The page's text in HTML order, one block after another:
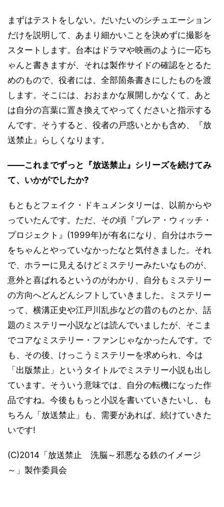
まずはテストをしない。だいたいのシチュエーション
だけを説明して、あまり細かいことを決めずに撮影を
スタートします。台本はドラマや映画のように一応ち
ゃんと書きますが、それは製作サイドの確認をとるた
めのもので、役者には、全部箇条書きにしたものを渡
します。そこには、おおまかな展開しかなくて、あと
は自分の言葉に置き換えてやってくださいと指示する
んです。そうすると、役者の戸惑いとかも含め、『放
送禁止』らしくなります。
――これまでずっと『放送禁止』シリーズを続けてみ
て、いかがでしたか?
もともとフェイク・ドキュメンタリーは、以前からや
っていたんです。ただ、その頃『ブレア・ウィッチ・
プロジェクト』(1999年)が有名になり、自分はホラー
をちゃんとやっていなかったなと気付きました。それ
で、ホラーに見えるけどミステリーみたいなものが、
意外と喜ばれるというのがわかり、自分もミステリー
の方向へどんどんシフトしていきました。ミステリー
って、横溝正史や江戸川乱歩などの昔のものとか、話
題のミステリー小説などは読んでいましたが、そこま
でコアなミステリー・ファンじゃなかったんです。で
も、その後、けっこうミステリーを求められ、今は
「出版禁止」というタイトルでミステリー小説も出し
ています。そういう意味では、自分の転機になった作
品ですね。今後ももっと小説を書いていきたいし、も
ちろん「放送禁止」も、需要があれば、続けていきた
いです!
(C)2014「放送禁止 洗脳～邪悪なる鉄のイメージ
～」製作委員会